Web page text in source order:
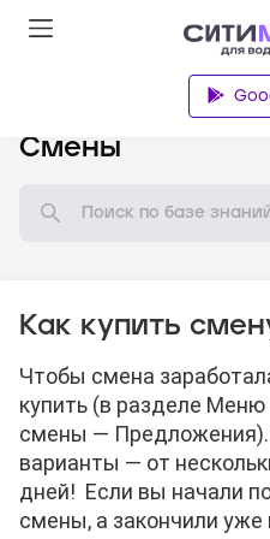
Смены
Как купить
Чтобы смена
купить (в разделе
смены — Предложения).
варианты — от
дней! Если вы начали
смены, а закончили уже